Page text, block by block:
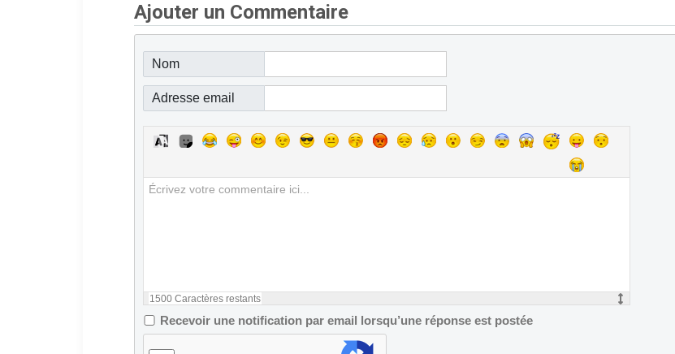
Ajouter un Commentaire
Nom
Adresse email
1500 Caractères restants
Recevoir une notification par email lorsqu’une réponse est postée